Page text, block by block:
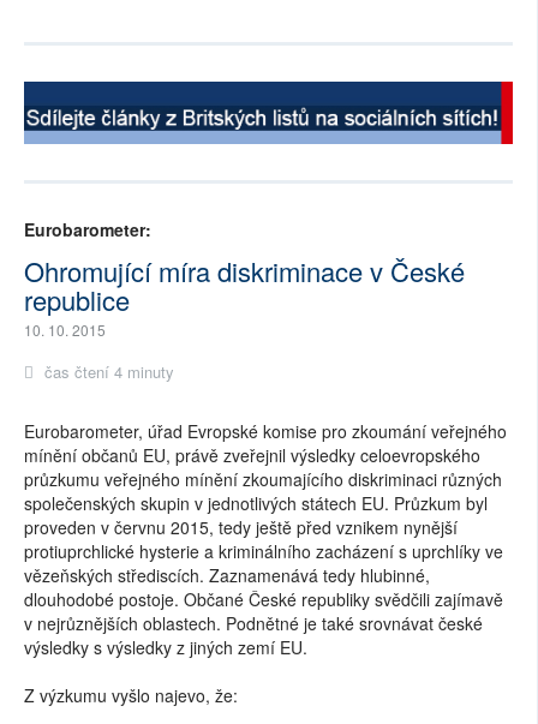
Eurobarometer:
Ohromující míra diskriminace v České
republice
10. 10. 2015
čas čtení 4 minuty
Eurobarometer, úřad Evropské komise pro zkoumání veřejného
mínění občanů EU, právě zveřejnil výsledky celoevropského
průzkumu veřejného mínění zkoumajícího diskriminaci různých
společenských skupin v jednotlivých státech EU. Průzkum byl
proveden v červnu 2015, tedy ještě před vznikem nynější
protiuprchlické hysterie a kriminálního zacházení s uprchlíky ve
vězeňských střediscích. Zaznamenává tedy hlubinné,
dlouhodobé postoje. Občané České republiky svědčili zajímavě
v nejrůznějších oblastech. Podnětné je také srovnávat české
výsledky s výsledky z jiných zemí EU.
Z výzkumu vyšlo najevo, že: